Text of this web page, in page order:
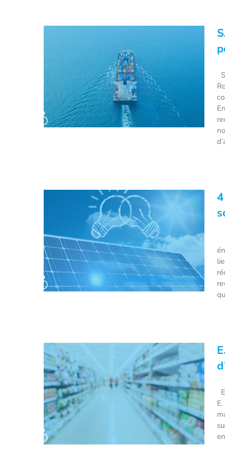
électriques pour bateaux
signées Rolls-Royce
4 technologies pour booster la
part du solaire dans le mix
énergétique !